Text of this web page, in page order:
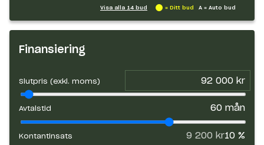
Visa alla 14 bud = Ditt bud A = Auto bud
Finansiering
Slutpris (exkl. moms)
Avtalstid 60 mån
Kontantinsats 9 200 kr10 %